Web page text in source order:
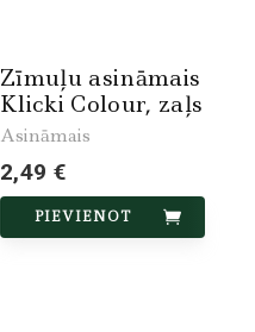
Zīmuļu asināmais
Klicki Colour, zaļs
Asināmais
2,49 €
PIEVIENOT